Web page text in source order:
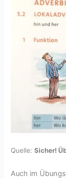
Quelle:Sicher!
Auch im